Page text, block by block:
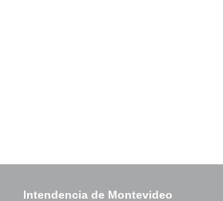
Intendencia de Montevideo